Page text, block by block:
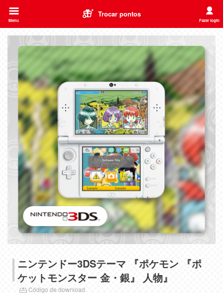
Trocar pontos
Menu Fazer login
ニンテンドー3DSテーマ 『ポケモン 『ポ
ケットモンスター 金・銀』 人物』
Código de download